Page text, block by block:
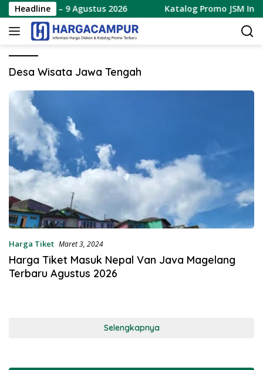
Langsung
ke
konten
Headline
Terbaru 7 – 9 Agustus 2026 Katalog Promo JSM
Desa Wisata Jawa Tengah
Harga Tiket Maret 3, 2024
Harga Tiket Masuk Nepal Van Java Magelang
Terbaru Agustus 2026
Selengkapnya